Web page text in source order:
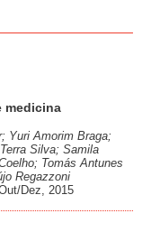
medicina
Yuri Amorim Braga;
Silva; Samila
Tomás Antunes
Regazzoni
Dez, 2015